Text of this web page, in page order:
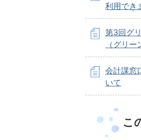
利用でき
第3回グ
（グリ
会計課窓
いて
こ